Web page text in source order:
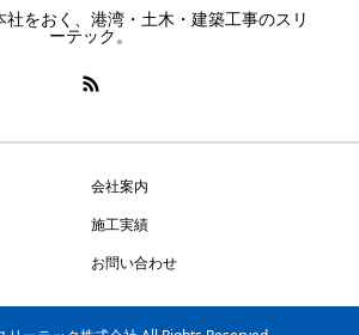
をおく、港湾・土木・建築工事のスリ
ーテック。
会社案内
施工実績
お問い合わせ